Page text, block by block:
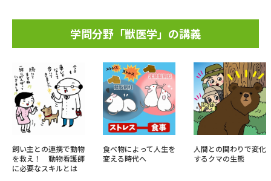
学問分野「獣医学」の講義
飼い主との連携で動物
を救え！ 動物看護師
に必要なスキルとは
食べ物によって人生を
変える時代へ
人間との関わりで変化
するクマの生態